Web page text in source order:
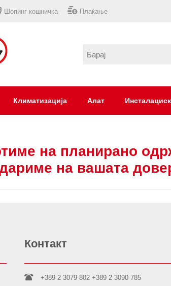
Шопинг кошничка Плаќање
Климатизација Алат
на планирано
на вашата
Контакт
+389 2 3079 802 +389 2 3090 785